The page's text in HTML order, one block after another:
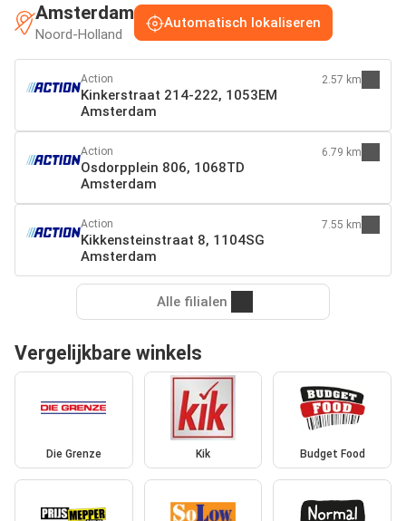
Amsterdam
Noord-Holland
Automatisch lokaliseren
Action
Kinkerstraat 214-222, 1053EM
Amsterdam
2.57 km
Action
Osdorpplein 806, 1068TD
Amsterdam
6.79 km
Action
Kikkensteinstraat 8, 1104SG
Amsterdam
7.55 km
Alle filialen
Vergelijkbare winkels
Die Grenze Kik Budget Food